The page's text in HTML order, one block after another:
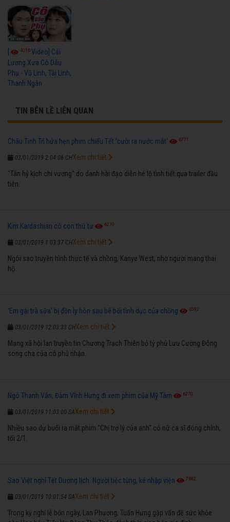
[ 4016Video] Cải
Lương Xưa Cô Dâu
Phụ - Vũ Linh, Tài Linh,
Thanh Ngân
TIN BÊN LỀ LIÊN QUAN
Châu Tinh Trì hứa hẹn phim chiếu Tết 'cười ra nước mắt' 6771
03/01/2019 2:04:06 CH
"Tân hỷ kịch chi vương" do danh hài đạo diễn hé lộ tình tiết qua trailer đầu
tiên.
Xem chi tiết
Kim Kardashian có con thứ tư 6270
03/01/2019 1:03:37 CH
Ngôi sao truyền hình thực tế và chồng, Kanye West, nhờ người mang thai
hộ.
Xem chi tiết
'Em gái trà sữa' bị đồn ly hôn sau bê bối tình dục của chồng 6592
03/01/2019 12:03:33 CH
Mạng xã hội lan truyền tin Chương Trạch Thiên bỏ tỷ phú Lưu Cường Đông
song cha của cô phủ nhận.
Xem chi tiết
Ngô Thanh Vân, Đàm Vĩnh Hưng đi xem phim của Mỹ Tâm 6270
03/01/2019 11:03:00 SA
Nhiều sao dự buổi ra mắt phim "Chị trợ lý của anh" có nữ ca sĩ đóng chính,
tối 2/1.
Xem chi tiết
Sao Việt nghỉ Tết Dương lịch: Người tiệc tùng, kẻ nhập viện 7682
03/01/2019 10:01:54 SA
Trong kỳ nghỉ lễ bốn ngày, Lan Phương, Tuấn Hưng gặp vấn đề sức khỏe
Xem chi tiết